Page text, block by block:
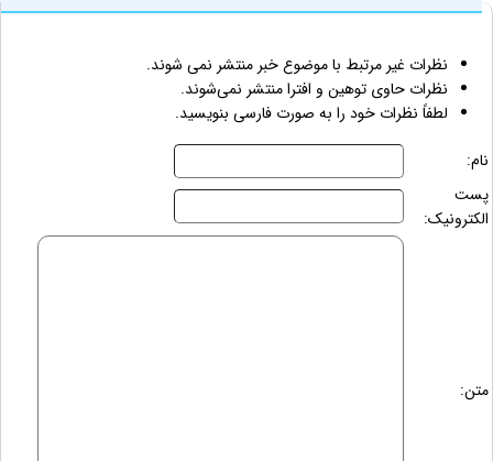
نظرات غیر مرتبط با موضوع خبر منتشر نمی شوند.
نظرات حاوی توهین و افترا منتشر نمی‌شوند.
لطفاً نظرات خود را به صورت فارسی بنویسید.
نام:
پست
الکترونیک:
متن: